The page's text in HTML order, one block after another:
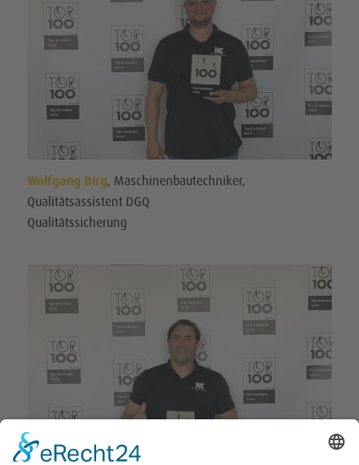
Wolfgang Birg, Maschinenbautechniker,
Qualitätsassistent DGQ
Qualitätssicherung